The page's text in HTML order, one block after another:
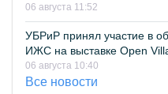
06 августа 11:52
УБРиР принял участие в
ИЖС на выставке Open
06 августа 10:40
Все новости